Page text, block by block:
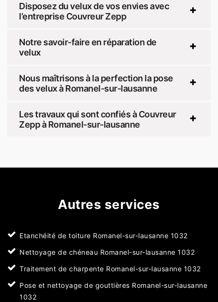
Disposez du velux de vos envies avec
l’entreprise Couvreur Zepp
Notre savoir-faire en réparation de
velux
Nous maîtrisons à la perfection la pose
des velux à Romanel-sur-lausanne
Les travaux qui sont confiés à Couvreur
Zepp à Romanel-sur-lausanne
Autres services
Etanchéité de toiture Romanel-sur-lausanne 1032
Nettoyage de chéneau Romanel-sur-lausanne 1032
Traitement de charpente Romanel-sur-lausanne 1032
Pose et nettoyage de gouttières Romanel-sur-lausanne
1032